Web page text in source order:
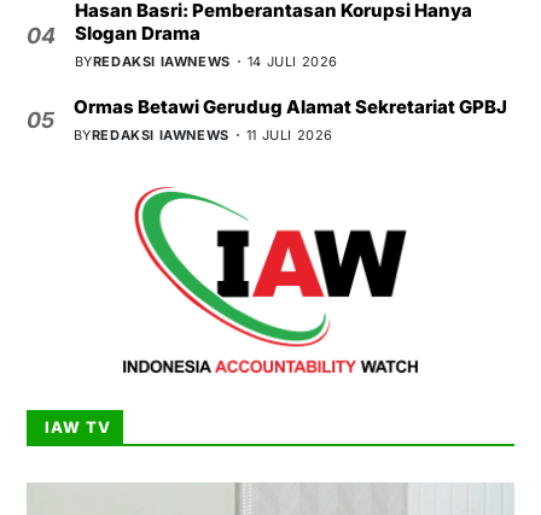
04
Hasan Basri: Pemberantasan Korupsi Hanya
Slogan Drama
BYREDAKSI IAWNEWS 14 JULI 2026
05
Ormas Betawi Gerudug Alamat Sekretariat GPBJ
BYREDAKSI IAWNEWS 11 JULI 2026
IAW TV